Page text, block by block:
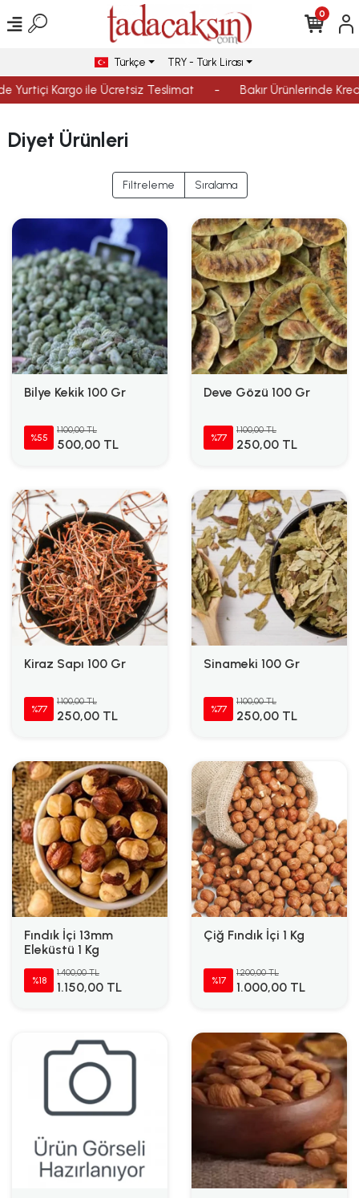
Kargo ile Ücretsiz Teslimat Bakır Ürünlerinde Kredi
0
Türkçe TRY - Türk Lirası
Diyet Ürünleri
Filtreleme Sıralama
Bilye Kekik 100 Gr
%55
1.100,00 TL
500,00 TL
Deve Gözü 100 Gr
%77
1.100,00 TL
250,00 TL
Kiraz Sapı 100 Gr
%77
1.100,00 TL
250,00 TL
Sinameki 100 Gr
%77
1.100,00 TL
250,00 TL
Fındık İçi 13mm
Eleküstü 1 Kg
%18
1.400,00 TL
1.150,00 TL
Çiğ Fındık İçi 1 Kg
%17
1.200,00 TL
1.000,00 TL